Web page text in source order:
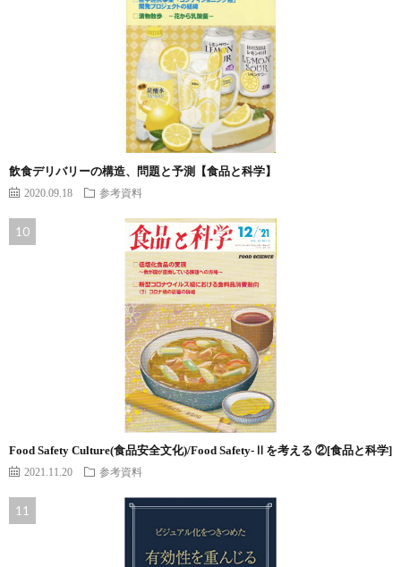
飲食デリバリーの構造、問題と予測【食品と科学】
2020.09.18 参考資料
Food Safety Culture(食品安全文化)/Food Safety-Ⅱを考える ②[食品と科学]
2021.11.20 参考資料